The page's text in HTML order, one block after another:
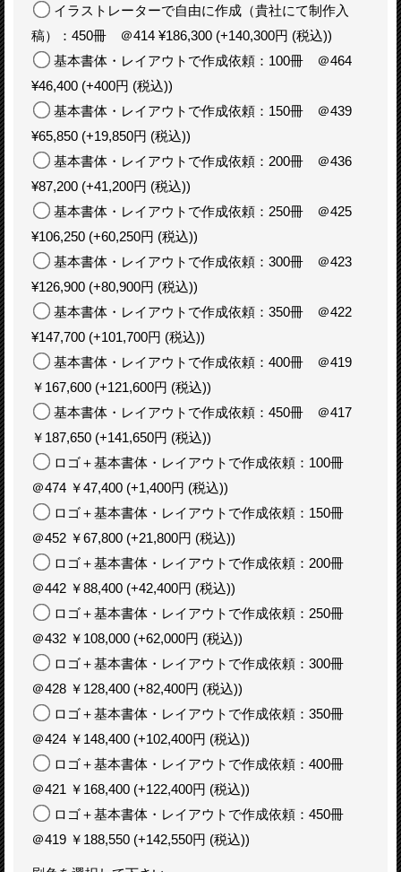
イラストレーターで自由に作成（貴社にて制作入
稿）：450冊 ＠414 ¥186,300 (+140,300円 (税込))
基本書体・レイアウトで作成依頼：100冊 ＠464
¥46,400 (+400円 (税込))
基本書体・レイアウトで作成依頼：150冊 ＠439
¥65,850 (+19,850円 (税込))
基本書体・レイアウトで作成依頼：200冊 ＠436
¥87,200 (+41,200円 (税込))
基本書体・レイアウトで作成依頼：250冊 ＠425
¥106,250 (+60,250円 (税込))
基本書体・レイアウトで作成依頼：300冊 ＠423
¥126,900 (+80,900円 (税込))
基本書体・レイアウトで作成依頼：350冊 ＠422
¥147,700 (+101,700円 (税込))
基本書体・レイアウトで作成依頼：400冊 ＠419
￥167,600 (+121,600円 (税込))
基本書体・レイアウトで作成依頼：450冊 ＠417
￥187,650 (+141,650円 (税込))
ロゴ＋基本書体・レイアウトで作成依頼：100冊
＠474 ￥47,400 (+1,400円 (税込))
ロゴ＋基本書体・レイアウトで作成依頼：150冊
＠452 ￥67,800 (+21,800円 (税込))
ロゴ＋基本書体・レイアウトで作成依頼：200冊
＠442 ￥88,400 (+42,400円 (税込))
ロゴ＋基本書体・レイアウトで作成依頼：250冊
＠432 ￥108,000 (+62,000円 (税込))
ロゴ＋基本書体・レイアウトで作成依頼：300冊
＠428 ￥128,400 (+82,400円 (税込))
ロゴ＋基本書体・レイアウトで作成依頼：350冊
＠424 ￥148,400 (+102,400円 (税込))
ロゴ＋基本書体・レイアウトで作成依頼：400冊
＠421 ￥168,400 (+122,400円 (税込))
ロゴ＋基本書体・レイアウトで作成依頼：450冊
＠419 ￥188,550 (+142,550円 (税込))